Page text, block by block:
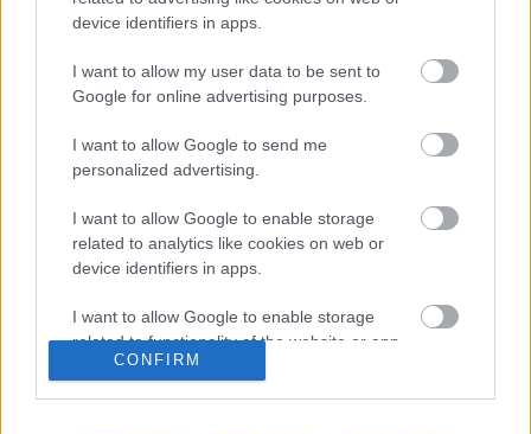
device identifiers in apps.
I want to allow my user data to be sent to
Google for online advertising purposes.
I want to allow Google to send me
personalized advertising.
I want to allow Google to enable storage
related to analytics like cookies on web or
device identifiers in apps.
I want to allow Google to enable storage
related to functionality of the website or app.
CONFIRM
Karácsonyi népszokások 7.: az
ostyahordás
2013. december 20.